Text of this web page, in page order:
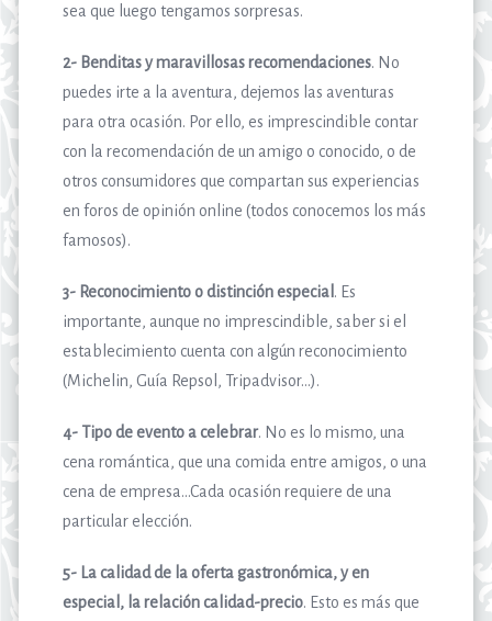
sea que luego tengamos sorpresas.
2- Benditas y maravillosas recomendaciones. No
puedes irte a la aventura, dejemos las aventuras
para otra ocasión. Por ello, es imprescindible contar
con la recomendación de un amigo o conocido, o de
otros consumidores que compartan sus experiencias
en foros de opinión online (todos conocemos los más
famosos).
3- Reconocimiento o distinción especial . Es
importante, aunque no imprescindible, saber si el
establecimiento cuenta con algún reconocimiento
(Michelin, Guía Repsol, Tripadvisor…).
4- Tipo de evento a celebrar. No es lo mismo, una
cena romántica, que una comida entre amigos, o una
cena de empresa…Cada ocasión requiere de una
particular elección.
5- La calidad de la oferta gastronómica, y en
especial, la relación calidad-precio. Esto es más que